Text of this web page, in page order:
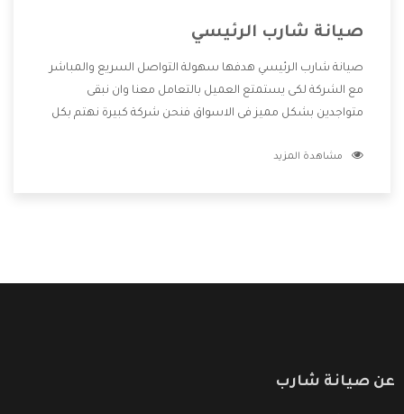
صيانة شارب الرئيسي
صيانة شارب الرئيسي هدفها سهولة التواصل السريع والمباشر
مع الشركة لكى يستمتع العميل بالتعامل معنا وان نبقى
متواجدين بشكل مميز فى الاسواق فنحن شركة كبيرة نهتم بكل
الشركة بها والتى تكون منها خدمة الصيانة التى تكون من أهم
مشاهدة المزيد
عن صيانة شارب